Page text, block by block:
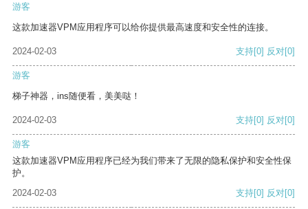
游客
这款加速器VPM应用程序可以给你提供最高速度和安全性的连接。
2024-02-03 支持[0] 反对[0]
游客
梯子神器，ins随便看，美美哒！
2024-02-03 支持[0] 反对[0]
游客
这款加速器VPM应用程序已经为我们带来了无限的隐私保护和安全性保
护。
2024-02-03
支持[0] 反对[0]